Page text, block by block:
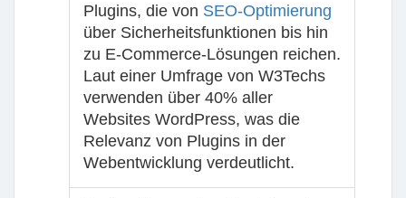
Plugins, die von SEO-Optimierung
über Sicherheitsfunktionen bis hin
zu E-Commerce-Lösungen reichen.
Laut einer Umfrage von W3Techs
verwenden über 40% aller
Websites WordPress, was die
Relevanz von Plugins in der
Webentwicklung verdeutlicht.